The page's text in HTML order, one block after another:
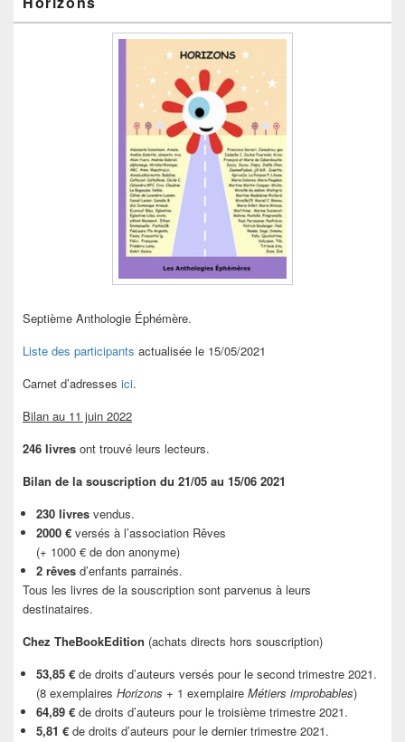
Septième Anthologie Éphémère.
Liste des participants actualisée le 15/05/2021
Carnet d’adresses ici.
Bilan au 11 juin 2022
246 livres ont trouvé leurs lecteurs.
Bilan de la souscription du 21/05 au 15/06 2021
230 livres vendus.
2000 € versés à l’association Rêves
(+ 1000 € de don anonyme)
2 rêves d’enfants parrainés.
Tous les livres de la souscription sont parvenus à leurs
destinataires.
Chez TheBookEdition (achats directs hors souscription)
53,85 € de droits d’auteurs versés pour le second trimestre 2021.
(8 exemplaires Horizons + 1 exemplaire Métiers improbables)
64,89 € de droits d’auteurs pour le troisième trimestre 2021.
5,81 € de droits d’auteurs pour le dernier trimestre 2021.